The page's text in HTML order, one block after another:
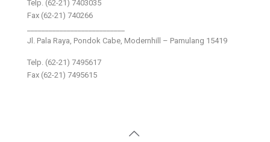
Telp. (62-21) 7403035
Fax (62-21) 740266
Jl. Pala Raya, Pondok Cabe, Modernhill – Pamulang 15419
Telp. (62-21) 7495617
Fax (62-21) 7495615